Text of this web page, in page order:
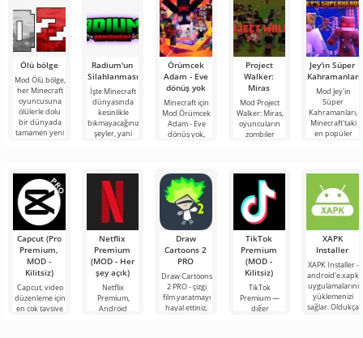
Ölü bölge
Mod Ölü bölge,
her Minecraft
oyuncusuna
ölülerle dolu
bir dünyada
tamamen yeni
Radium'un
Silahlanması
İşte Minecraft
dünyasında
kesinlikle
bıkmayacağınız
şeyler, yani
Örümcek
Adam - Eve
dönüş yok
Minecraft için
Mod Örümcek
Adam - Eve
dönüş yok,
karakterleri
bloklu
Project
Walker:
Miras
Mod Project
Walker: Miras,
oyuncuların
zombiler
bir dünyada
Jey'in Süper
Kahramanları
Mod Jey'in
Süper
Kahramanları,
Minecraft'taki
en popüler
TV
Capcut (Pro
Premium,
MOD -
Kilitsiz)
Capcut, video
düzenleme için
en çok tavsiye
Netflix
Premium
(MOD - Her
şey açık)
Netflix
Premium,
Android
Draw
Cartoons 2
PRO
Draw Cartoons
2 PRO - çizgi
film yaratmayı
hayal ettiniz,
TikTok
Premium
(MOD -
Kilitsiz)
TikTok
Premium —
diğer
XAPK
Installer
XAPK Installer -
android'e.xapk
uygulamalarını
yüklemenizi
sağlar. Oldukça